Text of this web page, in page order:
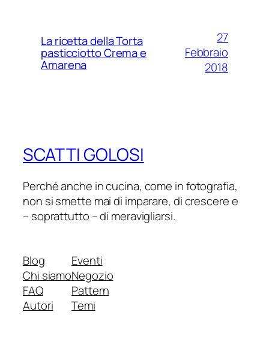
La ricetta della Torta
pasticciotto Crema e
Amarena
27
Febbraio
2018
SCATTI GOLOSI
Perché anche in cucina, come in fotografia,
non si smette mai di imparare, di crescere e
– soprattutto – di meravigliarsi.
Blog
Chi siamo
FAQ
Autori
Eventi
Negozio
Pattern
Temi